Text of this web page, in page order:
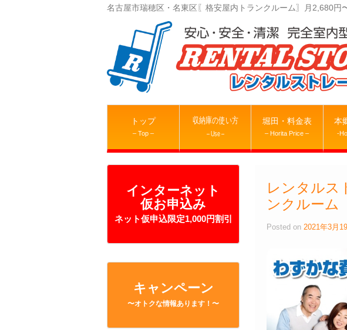
名古屋市瑞穂区・名東区〖格安屋内トランクルーム〗月2,680円
トップ
– Top –
収納庫の使い方
– Use –
堀田・料金表
– Horita Price –
本
-
インターネット
仮お申込み
ネット仮申込限定1,000円割引
キャンペーン
〜オトクな情報あります！〜
レンタルス
ンクルーム
Posted on2021年3月